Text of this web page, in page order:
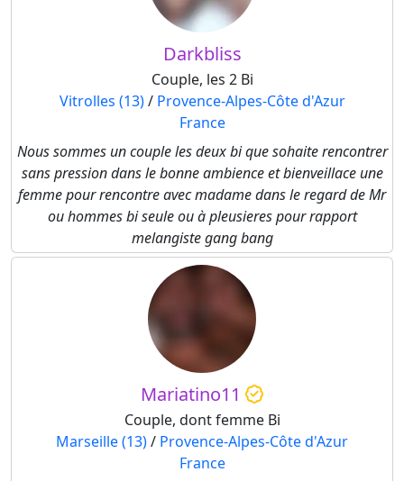
Darkbliss
Couple, les 2 Bi
Vitrolles (13)/ Provence-Alpes-Côte d'Azur
France
Nous sommes un couple les deux bi que sohaite rencontrer
sans pression dans le bonne ambience et bienveillace une
femme pour rencontre avec madame dans le regard de Mr
ou hommes bi seule ou à pleusieres pour rapport
melangiste gang bang
Mariatino11
Couple, dont femme Bi
Marseille (13)/ Provence-Alpes-Côte d'Azur
France